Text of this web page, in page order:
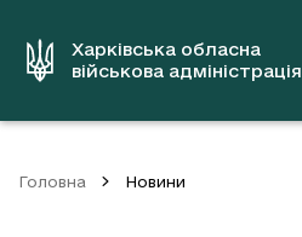
вмістуХарківська обласна
військова адміністрація
Головна Новини